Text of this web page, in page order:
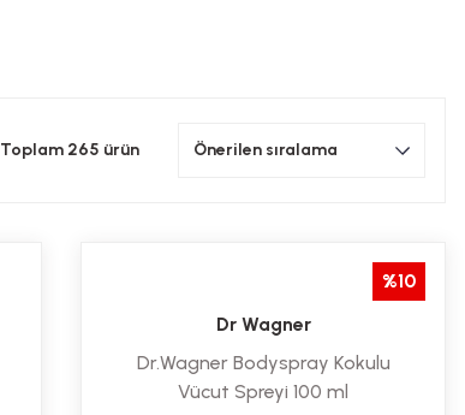
Toplam 265 ürün
%10
Dr Wagner
Dr.Wagner Bodyspray Kokulu
Vücut Spreyi 100 ml